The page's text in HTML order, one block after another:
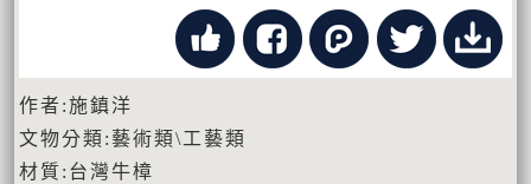
作者:施鎮洋
文物分類:藝術類\工藝類
材質:台灣牛樟